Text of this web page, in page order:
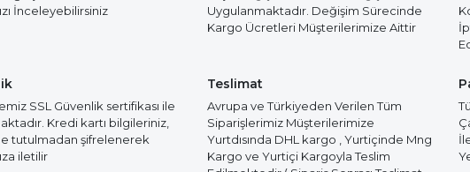
İnceleyebilirsiniz
Uygulanmaktadır. Değişim Sürecinde
Kargo Ücretleri Müşterilerimize Aittir
SSL Güvenlik sertifikası ile
Kredi kartı bilgileriniz,
tutulmadan şifrelenerek
iletilir
Teslimat
Avrupa ve Türkiyeden Verilen Tüm
Siparişlerimiz Müşterilerimize
Yurtdısında DHL kargo , Yurtiçinde Mng
Kargo ve Yurtiçi Kargoyla Teslim